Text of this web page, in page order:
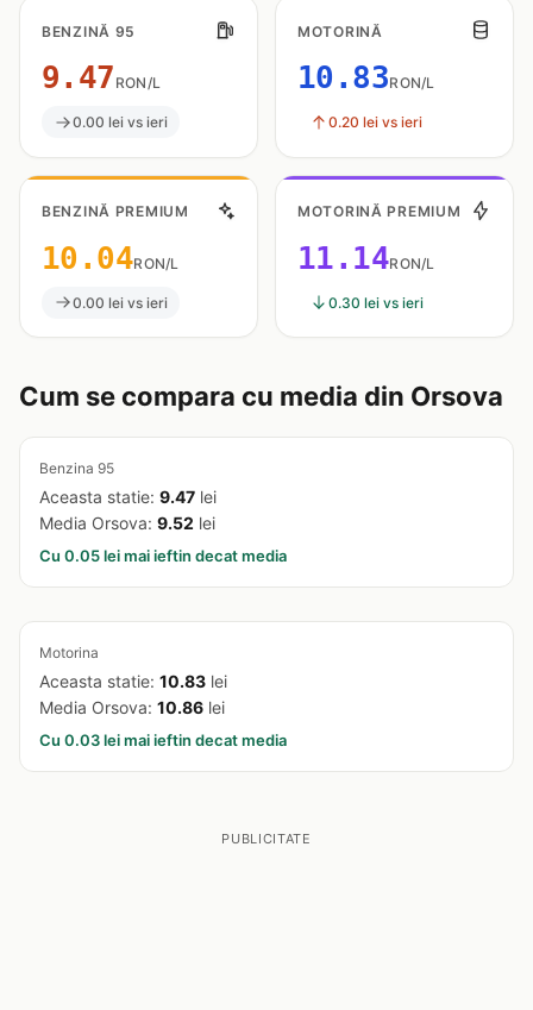
BENZINĂ 95
9.47 RON/L
0.00 lei vs ieri
MOTORINĂ
10.83RON/L
0.20 lei vs ieri
BENZINĂ PREMIUM
10.04RON/L
0.00 lei vs ieri
MOTORINĂ PREMIUM
11.14RON/L
0.30 lei vs ieri
Cum se compara cu media din Orsova
Benzina 95
Aceasta statie: 9.47 lei
Media Orsova: 9.52 lei
Cu 0.05 lei mai ieftin decat media
Motorina
Aceasta statie: 10.83 lei
Media Orsova: 10.86 lei
Cu 0.03 lei mai ieftin decat media
PUBLICITATE